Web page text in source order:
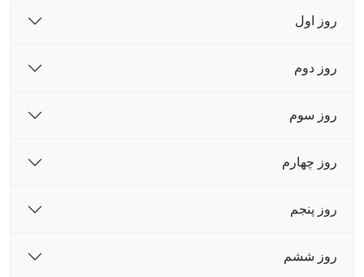
روز اول
روز دوم
روز سوم
روز چهارم
روز پنجم
روز ششم